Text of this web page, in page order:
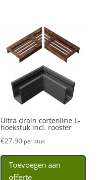
Ultra drain cortenline L-
hoekstuk incl. rooster
€27.90 per stuk
Toevoegen aan
offerte